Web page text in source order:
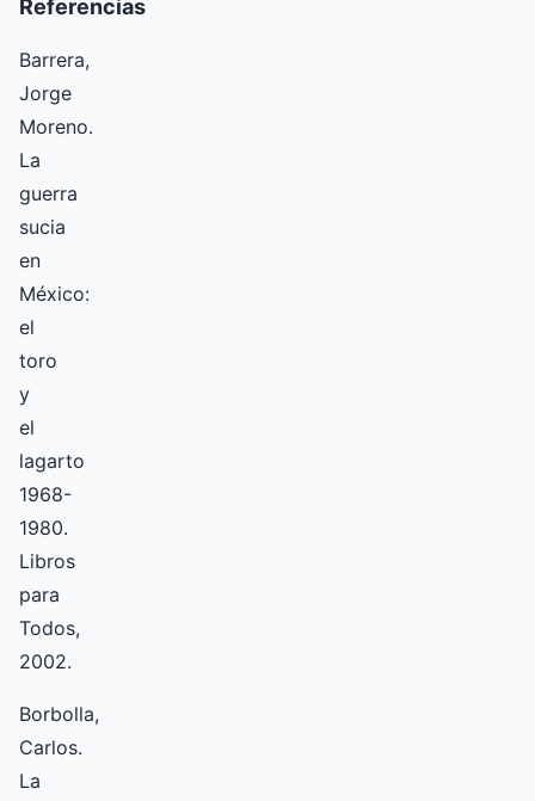
Referencias
Barrera,
Jorge
Moreno.
La
guerra
sucia
en
México:
el
toro
y
el
lagarto
1968-
1980.
Libros
para
Todos,
2002.
Borbolla,
Carlos.
La